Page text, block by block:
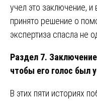
учел это заключение,
принято решение о
экспертиза спасла не
Раздел 7.
чтобы его голос был
В этих пяти историях